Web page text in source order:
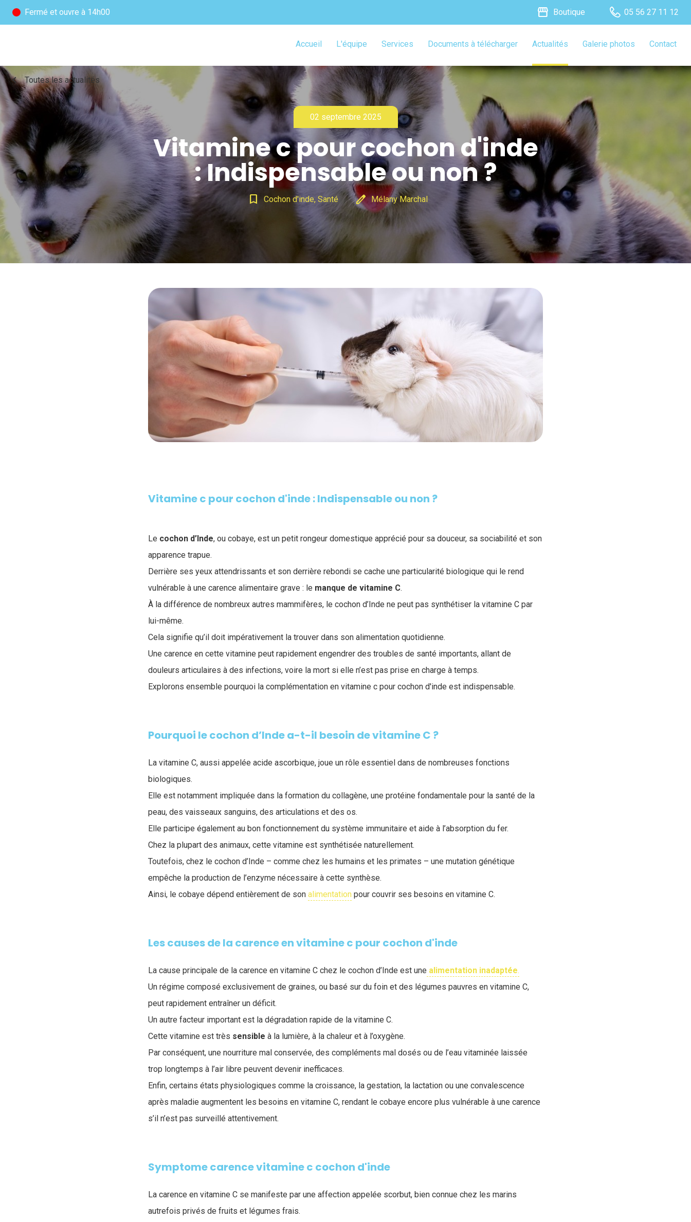
Fermé et ouvre à 14h00 storefront Boutique 05 56 27 11 12
Accueil L'équipe Services Documents à télécharger Actualités Galerie photos Contact
chevron_left Toutes les actualités
02 septembre 2025
Vitamine c pour cochon d'inde​
: Indispensable ou non ?
bookmark_border Cochon d'inde, Santé edit Mélany Marchal
Vitamine c pour cochon d'inde​ : Indispensable ou non ?
Le cochon d’Inde, ou cobaye, est un petit rongeur domestique apprécié pour sa douceur, sa sociabilité et son
apparence trapue.
Derrière ses yeux attendrissants et son derrière rebondi se cache une particularité biologique qui le rend
vulnérable à une carence alimentaire grave : le manque de vitamine C.
À la différence de nombreux autres mammifères, le cochon d’Inde ne peut pas synthétiser la vitamine C par
lui-même.
Cela signifie qu’il doit impérativement la trouver dans son alimentation quotidienne.
Une carence en cette vitamine peut rapidement engendrer des troubles de santé importants, allant de
douleurs articulaires à des infections, voire la mort si elle n’est pas prise en charge à temps.
Explorons ensemble pourquoi la complémentation en vitamine c pour cochon d'inde est indispensable.
Pourquoi le cochon d’Inde a-t-il besoin de vitamine C ?
La vitamine C, aussi appelée acide ascorbique, joue un rôle essentiel dans de nombreuses fonctions
biologiques.
Elle est notamment impliquée dans la formation du collagène, une protéine fondamentale pour la santé de la
peau, des vaisseaux sanguins, des articulations et des os.
Elle participe également au bon fonctionnement du système immunitaire et aide à l’absorption du fer.
Chez la plupart des animaux, cette vitamine est synthétisée naturellement.
Toutefois, chez le cochon d’Inde – comme chez les humains et les primates – une mutation génétique
empêche la production de l’enzyme nécessaire à cette synthèse.
Ainsi, le cobaye dépend entièrement de son alimentation pour couvrir ses besoins en vitamine C.
Les causes de la carence en vitamine c pour cochon d'inde
La cause principale de la carence en vitamine C chez le cochon d’Inde est une alimentation inadaptée.
Un régime composé exclusivement de graines, ou basé sur du foin et des légumes pauvres en vitamine C,
peut rapidement entraîner un déficit.
Un autre facteur important est la dégradation rapide de la vitamine C.
Cette vitamine est très sensible à la lumière, à la chaleur et à l’oxygène.
Par conséquent, une nourriture mal conservée, des compléments mal dosés ou de l’eau vitaminée laissée
trop longtemps à l’air libre peuvent devenir inefficaces.
Enfin, certains états physiologiques comme la croissance, la gestation, la lactation ou une convalescence
après maladie augmentent les besoins en vitamine C, rendant le cobaye encore plus vulnérable à une carence
s’il n’est pas surveillé attentivement.
Symptome carence vitamine c cochon d'inde
La carence en vitamine C se manifeste par une affection appelée scorbut, bien connue chez les marins
autrefois privés de fruits et légumes frais.